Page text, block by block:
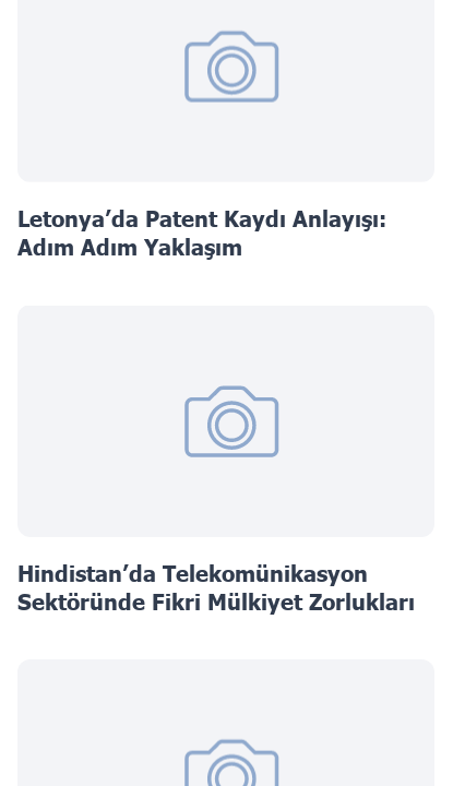
Letonya’da Patent Kaydı Anlayışı:
Adım Adım Yaklaşım
Hindistan’da Telekomünikasyon
Sektöründe Fikri Mülkiyet Zorlukları